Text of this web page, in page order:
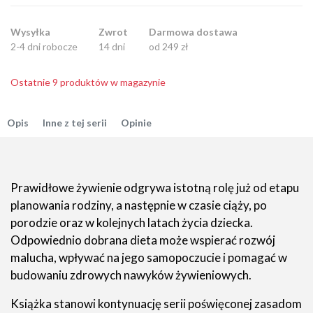
Wysyłka
2-4 dni robocze
Zwrot
14 dni
Darmowa dostawa
od 249 zł
Ostatnie 9 produktów w magazynie
Opis Inne z tej serii Opinie
Prawidłowe żywienie odgrywa istotną rolę już od etapu
planowania rodziny, a następnie w czasie ciąży, po
porodzie oraz w kolejnych latach życia dziecka.
Odpowiednio dobrana dieta może wspierać rozwój
malucha, wpływać na jego samopoczucie i pomagać w
budowaniu zdrowych nawyków żywieniowych.
Książka stanowi kontynuację serii poświęconej zasadom